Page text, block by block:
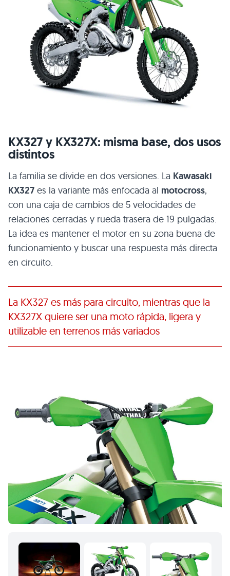
KX327 y KX327X: misma base, dos usos
distintos
La familia se divide en dos versiones. La Kawasaki
KX327 es la variante más enfocada al motocross,
con una caja de cambios de 5 velocidades de
relaciones cerradas y rueda trasera de 19 pulgadas.
La idea es mantener el motor en su zona buena de
funcionamiento y buscar una respuesta más directa
en circuito.
La KX327 es más para circuito, mientras que la
KX327X quiere ser una moto rápida, ligera y
utilizable en terrenos más variados